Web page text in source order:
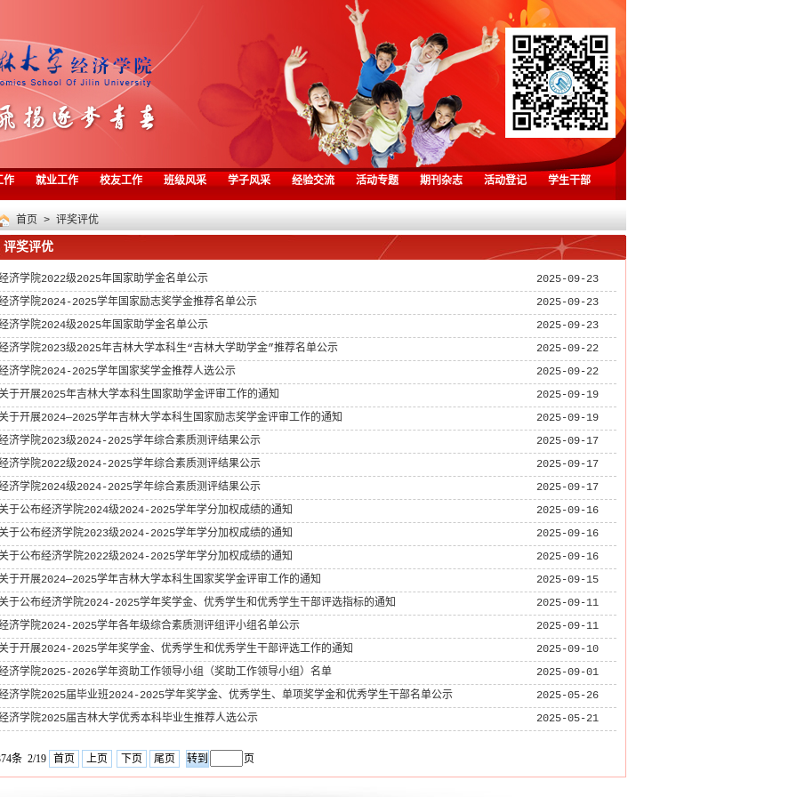
作 就业工作 校友工作 班级风采 学子风采 经验交流 活动专题 期刊杂志 活动登记 学生干部
首页 > 评奖评优
评奖评优
2025-09-23
济学院2022级2025年国家助学金名单公示
2025-09-23
济学院2024-2025学年国家励志奖学金推荐名单公示
2025-09-23
济学院2024级2025年国家助学金名单公示
2025-09-22
济学院2023级2025年吉林大学本科生“吉林大学助学金”推荐名单公示
2025-09-22
济学院2024-2025学年国家奖学金推荐人选公示
2025-09-19
于开展2025年吉林大学本科生国家助学金评审工作的通知
2025-09-19
于开展2024—2025学年吉林大学本科生国家励志奖学金评审工作的通知
2025-09-17
济学院2023级2024-2025学年综合素质测评结果公示
2025-09-17
济学院2022级2024-2025学年综合素质测评结果公示
2025-09-17
济学院2024级2024-2025学年综合素质测评结果公示
2025-09-16
于公布经济学院2024级2024-2025学年学分加权成绩的通知
2025-09-16
于公布经济学院2023级2024-2025学年学分加权成绩的通知
2025-09-16
于公布经济学院2022级2024-2025学年学分加权成绩的通知
2025-09-15
于开展2024—2025学年吉林大学本科生国家奖学金评审工作的通知
2025-09-11
于公布经济学院2024-2025学年奖学金、优秀学生和优秀学生干部评选指标的通知
2025-09-11
济学院2024-2025学年各年级综合素质测评组评小组名单公示
2025-09-10
于开展2024-2025学年奖学金、优秀学生和优秀学生干部评选工作的通知
2025-09-01
济学院2025-2026学年资助工作领导小组（奖助工作领导小组）名单
2025-05-26
济学院2025届毕业班2024-2025学年奖学金、优秀学生、单项奖学金和优秀学生干部名单公示
2025-05-21
济学院2025届吉林大学优秀本科毕业生推荐人选公示
条 2/19 首页 上页 下页 尾页 页